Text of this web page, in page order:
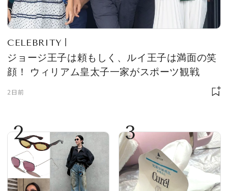
CELEBRITY
ジョージ王子は頼もしく、ルイ王子は満面の笑
顔！ ウィリアム皇太子一家がスポーツ観戦
2日前
2 3